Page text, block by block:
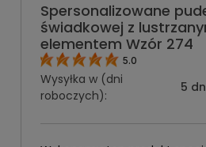
Spersonalizowane
świadkowej z
elementem Wzór 274
5.0
Wysyłka w (dni
roboczych):
5